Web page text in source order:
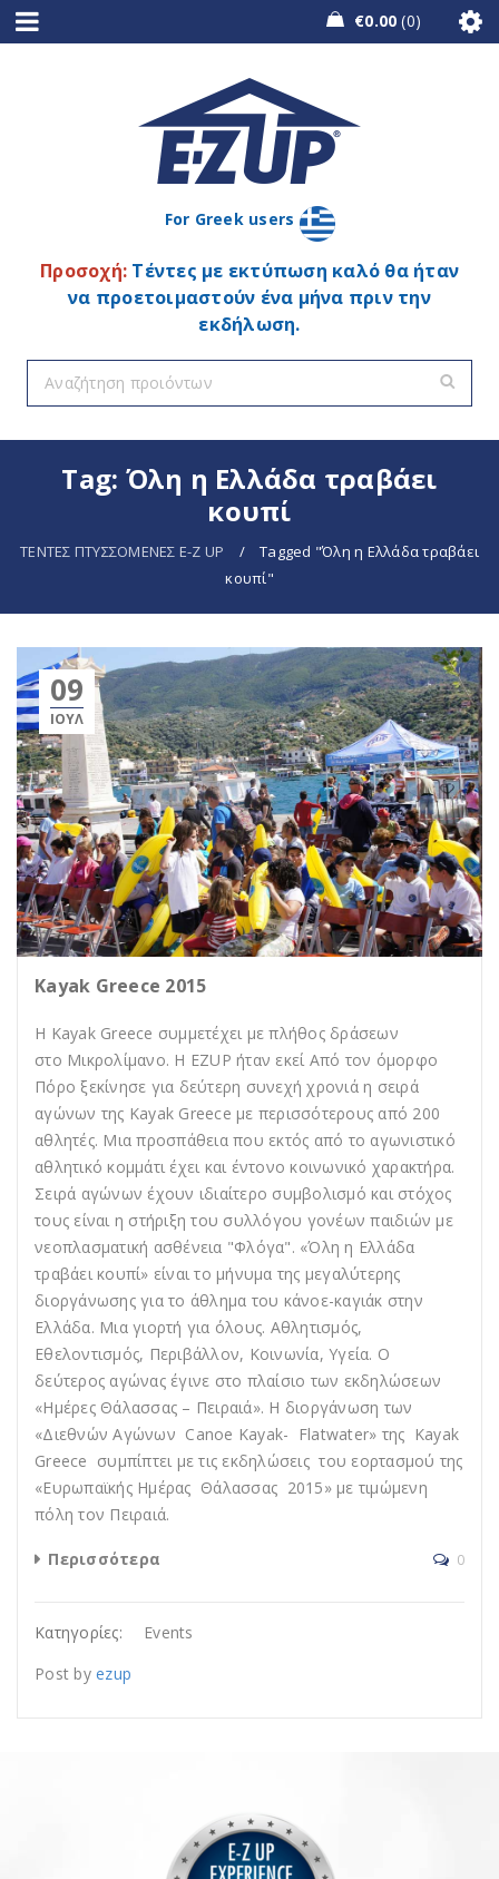
€0.00 0
For Greek users
Προσοχή: Τέντες με εκτύπωση καλό θα ήταν
να προετοιμαστούν ένα μήνα πριν την
εκδήλωση.
Tag: Όλη η Ελλάδα τραβάει
κουπί
ΤΕΝΤΕΣ ΠΤΥΣΣΟΜΕΝΕΣ E-Z UP /
Tagged "Όλη η Ελλάδα τραβάει
κουπί"
09
ΙΟΎΛ
Kayak Greece 2015
Η Kayak Greece συμμετέχει με πλήθος δράσεων
στο Μικρολίμανο. Η EZUP ήταν εκεί Από τον όμορφο
Πόρο ξεκίνησε για δεύτερη συνεχή χρονιά η σειρά
αγώνων της Kayak Greece με περισσότερους από 200
αθλητές. Μια προσπάθεια που εκτός από το αγωνιστικό
αθλητικό κομμάτι έχει και έντονο κοινωνικό χαρακτήρα.
Σειρά αγώνων έχουν ιδιαίτερο συμβολισμό και στόχος
τους είναι η στήριξη του συλλόγου γονέων παιδιών με
νεοπλασματική ασθένεια "Φλόγα". «Όλη η Ελλάδα
τραβάει κουπί» είναι το μήνυμα της μεγαλύτερης
διοργάνωσης για το άθλημα του κάνοε-καγιάκ στην
Ελλάδα. Μια γιορτή για όλους. Αθλητισμός,
Εθελοντισμός, Περιβάλλον, Κοινωνία, Υγεία. Ο
δεύτερος αγώνας έγινε στο πλαίσιο των εκδηλώσεων
«Ημέρες Θάλασσας – Πειραιά». Η διοργάνωση των
«Διεθνών Αγώνων Canoe Kayak- Flatwater» της Kayak
Greece συμπίπτει με τις εκδηλώσεις του εορτασμού της
«Ευρωπαϊκής Ημέρας Θάλασσας 2015» με τιμώμενη
πόλη τον Πειραιά.
Περισσότερα 0
Κατηγορίες:
Events
Post by ezup